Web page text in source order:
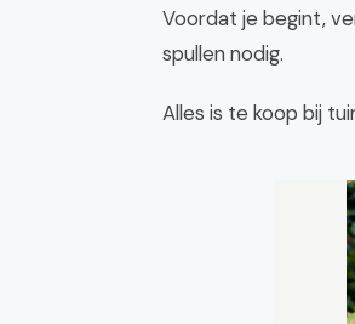
Voordat je begint,
spullen nodig.
Alles is te koop bij